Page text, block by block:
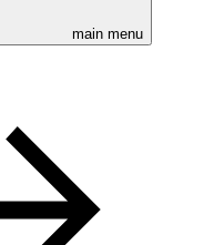
main menu